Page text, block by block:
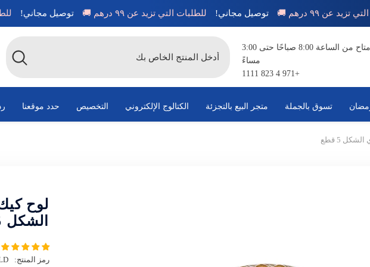
التي تزيد عن ٩٩ درهم 🚚 توصيل مجاني! للطلبات التي تزيد عن ٩٩ درهم 🚚 توصيل
متاح من الساعة 8:00 صباحًا حتى 3:00
مساءً
+971 4 823 1111
تسوق بالجملة متجر البيع بالتجزئة الكتالوج الإلكتروني التخصيص حدد موقعنا
5 قطع
لوح
الشكل 5 قطع
رمز المنتج: